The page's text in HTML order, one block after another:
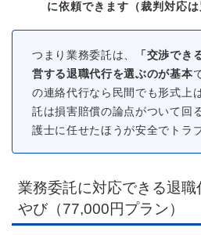
に依頼できます（裁判対応は
つまり業務委託は、
「交渉でき
営する退職代行を選ぶのが基本
の連絡代行なら民間でも形式上
託は損害賠償の論点がついて回
護士に任せたほうが安全でトラ
業務委託に対応できる退
やび（77,000円プラン）